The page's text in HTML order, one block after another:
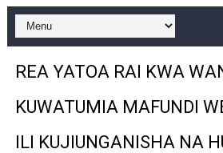
UKAGUZI WA MIGODI
TBS YAHIMIZA WAJASIRIAMALI
REA YATOA RAI KWA
KUWATUMIA MAFUNDI
ILI KUJIUNGANISHA NA